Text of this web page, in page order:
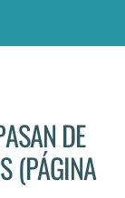
DE
(PÁGINA